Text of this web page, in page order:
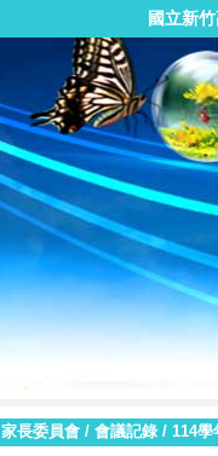
國立新
家長委員會 / 會議記錄 / 114學